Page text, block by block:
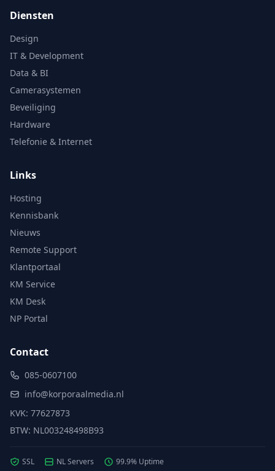
Diensten
Design
IT & Development
Data & BI
Camerasystemen
Beveiliging
Hardware
Telefonie & Internet
Links
Hosting
Kennisbank
Nieuws
Remote Support
Klantportaal
KM Service
KM Desk
NP Portal
Contact
085-0607100
info@korporaalmedia.nl
KVK: 77627873
BTW: NL003248498B93
SSL NL Servers 99.9% Uptime